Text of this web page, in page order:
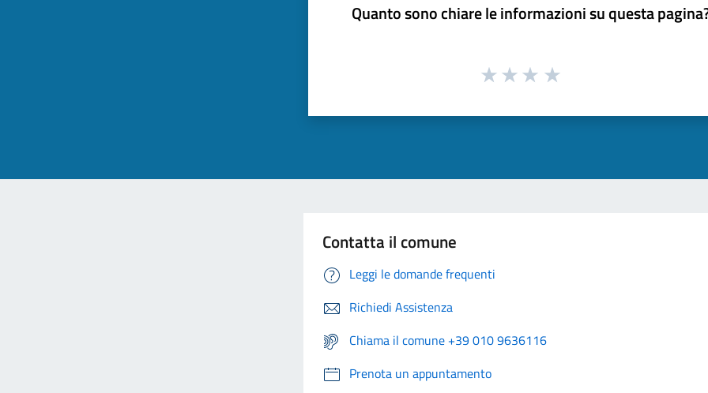
Quanto sono chiare le informazioni su questa
Contatta il comune
Leggi le domande frequenti
Richiedi Assistenza
Chiama il comune +39 010 9636116
Prenota un appuntamento